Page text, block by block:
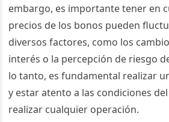
embargo, es importante tener en
precios de los bonos pueden
diversos factores, como los
interés o la percepción de riesgo
lo tanto, es fundamental realizar
y estar atento a las condiciones
realizar cualquier operación.